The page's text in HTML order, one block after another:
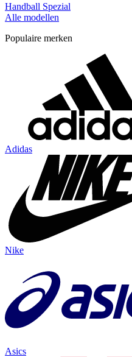
Handball Spezial
Alle modellen
Populaire merken
Adidas
Nike
Asics